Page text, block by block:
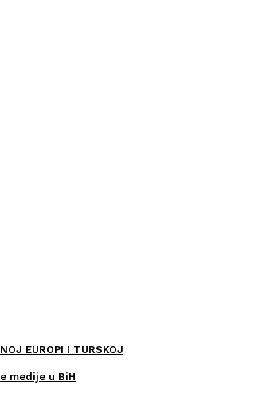
EUROPI I TURSKOJ
medije u BiH